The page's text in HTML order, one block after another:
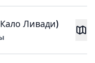
Ливади)